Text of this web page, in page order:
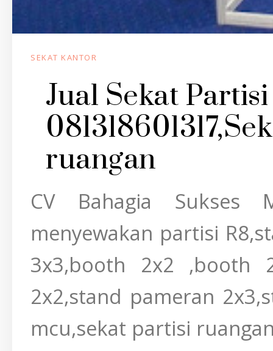
SEKAT KANTOR
Jual Sekat
ruangan
CV Bahagia Sukses
menyewakan partisi
3x3,booth 2x2 ,booth
2x2,stand pameran
mcu,sekat partisi